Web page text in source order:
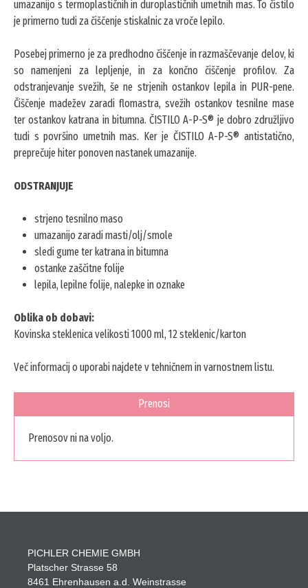
umazanijo s termoplastičnih in duroplastičnih umetnih mas. To čistilo
je primerno tudi za čiščenje stiskalnic za vroče lepilo.
Posebej primerno je za predhodno čiščenje in razmaščevanje delov, ki
so namenjeni za lepljenje, in za končno čiščenje profilov. Za
odstranjevanje svežih, še ne strjenih ostankov lepila in PUR-pene.
Čiščenje madežev zaradi flomastra, svežih ostankov tesnilne mase
ter ostankov katrana in bitumna. ČISTILO A-P-S® je dobro združljivo
tudi s površino umetnih mas. Ker je ČISTILO A-P-S® antistatično,
preprečuje hiter ponoven nastanek umazanije.
ODSTRANJUJE
strjeno tesnilno maso
umazanijo zaradi masti/olj/smole
sledi gume ter katrana in bitumna
ostanke zaščitne folije
lepila, lepilne folije, nalepke in oznake
Oblika ob dobavi:
Kovinska steklenica velikosti 1000 ml, 12 steklenic/karton
Več informacij o uporabi najdete v tehničnem in varnostnem listu.
Prenosi
Prenosov ni na voljo.
PICHLER CHEMIE GMBH
Platscher Strasse 58
8461 Ehrenhausen a.d. Weinstrasse